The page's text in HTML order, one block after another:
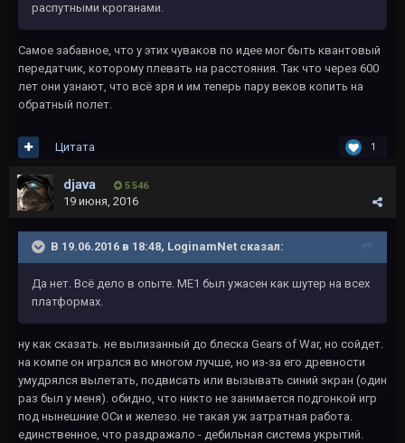
распутными кроганами.
Самое забавное, что у этих чуваков по идее мог быть квантовый
передатчик, которому плевать на расстояния. Так что через 600
лет они узнают, что всё зря и им теперь пару веков копить на
обратный полет.
1
Цитата
djava 5 546
19 июня, 2016
В 19.06.2016 в 18:48, LoginamNet сказал:
Да нет. Всё дело в опыте. МЕ1 был ужасен как шутер на всех
платформах.
ну как сказать. не вылизанный до блеска Gears of War, но сойдет.
на компе он игрался во многом лучше, но из-за его древности
умудрялся вылетать, подвисать или вызывать синий экран (один
раз был у меня). обидно, что никто не занимается подгонкой игр
под нынешние ОСи и железо. не такая уж затратная работа.
единственное, что раздражало - дебильная система укрытий.